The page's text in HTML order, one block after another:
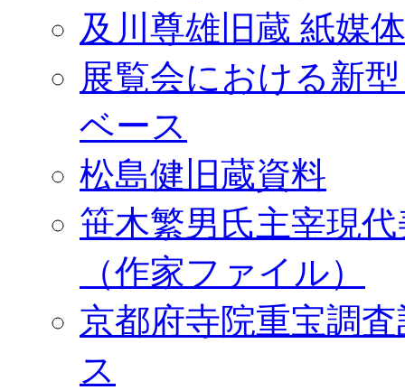
及川尊雄旧蔵 紙媒
展覧会における新
ベース
松島健旧蔵資料
笹木繁男氏主宰現
（作家ファイル）
京都府寺院重宝調
ス